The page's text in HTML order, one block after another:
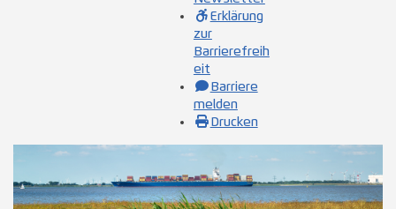
Erklärung
zur
Barrierefreih
eit
Barriere
melden
Drucken